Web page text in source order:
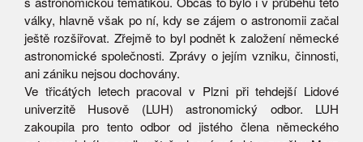
války, hlavně však po ní, kdy se zájem o astronomii začal
ještě rozšiřovat. Zřejmě to byl podnět k založení německé
astronomické společnosti. Zprávy o jejím vzniku, činnosti,
ani zániku nejsou dochovány.
Ve třicátých letech pracoval v Plzni při tehdejší Lidové
univerzitě Husově (LUH) astronomický odbor. LUH
zakoupila pro tento odbor od jistého člena německého